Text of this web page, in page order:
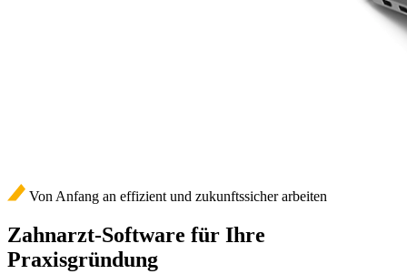
Von Anfang an effizient und zukunftssicher arbeiten
Zahnarzt-Software für Ihre
Praxisgründung